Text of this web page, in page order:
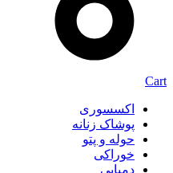
Cart
اکسسوری
پوشاک زنانه
حوله و پتو
خوراکی
دمپایی